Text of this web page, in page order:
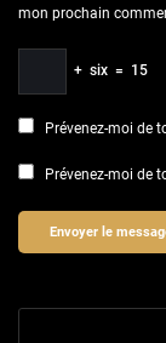
mon prochain
+ six = 15
Prévenez-moi de
Prévenez-moi de